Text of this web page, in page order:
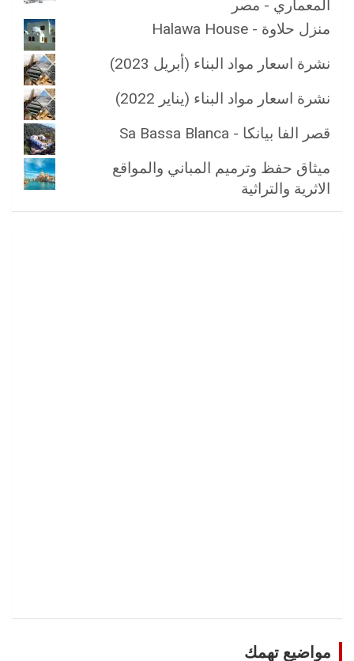
المعماري - مصر
منزل حلاوة - Halawa House
نشرة اسعار مواد البناء (أبريل 2023)
نشرة اسعار مواد البناء (يناير 2022)
قصر الفا بيانكا - Sa Bassa Blanca
ميثاق حفظ وترميم المباني والمواقع
الاثرية والتراثية
مواضيع تهمك